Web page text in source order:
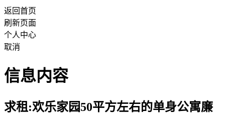
返回首页
刷新页面
个人中心
取消
信息内容
求租:欢乐家园50平方左右的单身公寓廉